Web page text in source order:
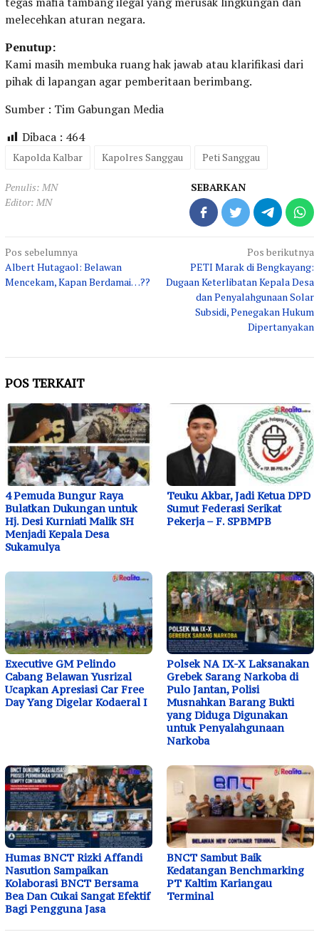
melecehkan aturan negara.
Penutup:
Kami masih membuka ruang hak jawab atau klarifikasi dari
pihak di lapangan agar pemberitaan berimbang.
Sumber : Tim Gabungan Media
Dibaca : 464
Kapolda Kalbar Kapolres Sanggau Peti Sanggau
Penulis: MN
Editor: MN
SEBARKAN
Navigasi
pos
Pos sebelumnya
Albert Hutagaol: Belawan
Mencekam, Kapan Berdamai…??
Pos berikutnya
PETI Marak di Bengkayang:
Dugaan Keterlibatan Kepala Desa
dan Penyalahgunaan Solar
Subsidi, Penegakan Hukum
Dipertanyakan
POS TERKAIT
4 Pemuda Bungur Raya
Bulatkan Dukungan untuk
Hj. Desi Kurniati Malik SH
Menjadi Kepala Desa
Sukamulya
Teuku Akbar, Jadi Ketua DPD
Sumut Federasi Serikat
Pekerja – F. SPBMPB
Executive GM Pelindo
Cabang Belawan Yusrizal
Ucapkan Apresiasi Car Free
Day Yang Digelar Kodaeral I
Polsek NA IX-X Laksanakan
Grebek Sarang Narkoba di
Pulo Jantan, Polisi
Musnahkan Barang Bukti
yang Diduga Digunakan
untuk Penyalahgunaan
Narkoba
Humas BNCT Rizki Affandi
Nasution Sampaikan
Kolaborasi BNCT Bersama
Bea Dan Cukai Sangat Efektif
Bagi Pengguna Jasa
BNCT Sambut Baik
Kedatangan Benchmarking
PT Kaltim Kariangau
Terminal